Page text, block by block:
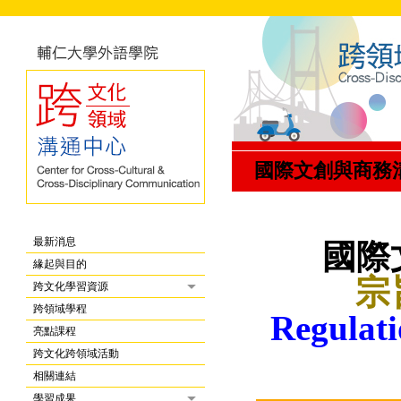
最新消息
緣起與目的
跨文化學習資源
跨領域學程
亮點課程
跨文化跨領域活動
相關連結
學習成果
國際文創與商務
國
宗